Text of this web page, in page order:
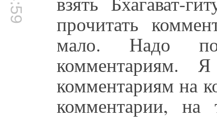
прочитать
мало. Надо
комментариям.
комментариям на
комментарии, на